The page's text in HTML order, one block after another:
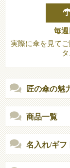
☂
毎
実際に傘を見て
匠の傘の魅
商品一覧
名入れ/ギフ